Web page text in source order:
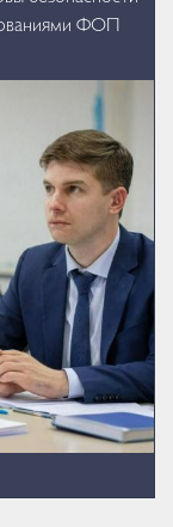
ФОП